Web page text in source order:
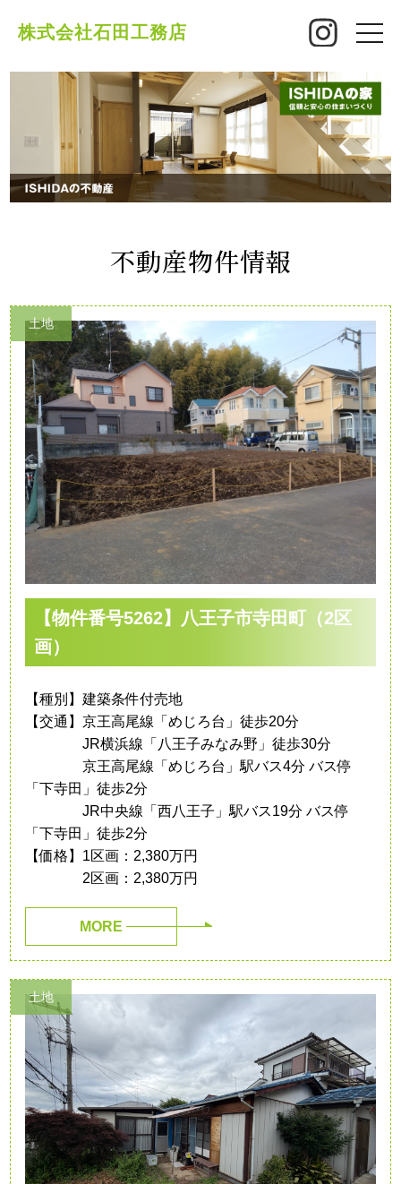
株式会社石田工務店
toggle
不動産物件情報
土地
【物件番号5262】八王子市寺田町（2区
画）
【種別】建築条件付売地
【交通】京王高尾線「めじろ台」徒歩20分
JR横浜線「八王子みなみ野」徒歩30分
京王高尾線「めじろ台」駅バス4分 バス停
「下寺田」徒歩2分
JR中央線「西八王子」駅バス19分 バス停
「下寺田」徒歩2分
【価格】1区画：2,380万円
2区画：2,380万円
MORE
土地